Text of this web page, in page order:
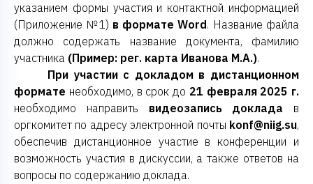
указанием формы участия и контактной информацией
(Приложение №1) в формате Word. Название файла
должно содержать название документа, фамилию
участника (Пример: рег. карта Иванова М.А.).
При участии с докладом в дистанционном
формате необходимо, в срок до 21 февраля 2025 г.
необходимо направить видеозапись доклада в
оргкомитет по адресу электронной почты konf@niig.su,
обеспечив дистанционное участие в конференции и
возможность участия в дискуссии, а также ответов на
вопросы по содержанию доклада.